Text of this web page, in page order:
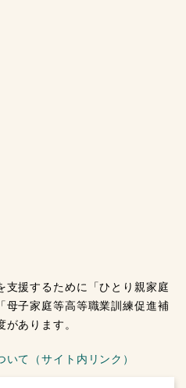
支援するために「ひとり親家庭
母子家庭等高等職業訓練促進補
あります。
て（サイト内リンク）